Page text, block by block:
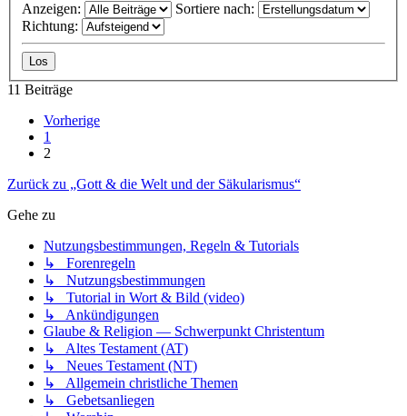
Anzeigen:
Sortiere nach:
Richtung:
11 Beiträge
Vorherige
1
2
Zurück zu „Gott & die Welt und der Säkularismus“
Gehe zu
Nutzungsbestimmungen, Regeln & Tutorials
↳ Forenregeln
↳ Nutzungsbestimmungen
↳ Tutorial in Wort & Bild (video)
↳ Ankündigungen
Glaube & Religion — Schwerpunkt Christentum
↳ Altes Testament (AT)
↳ Neues Testament (NT)
↳ Allgemein christliche Themen
↳ Gebetsanliegen